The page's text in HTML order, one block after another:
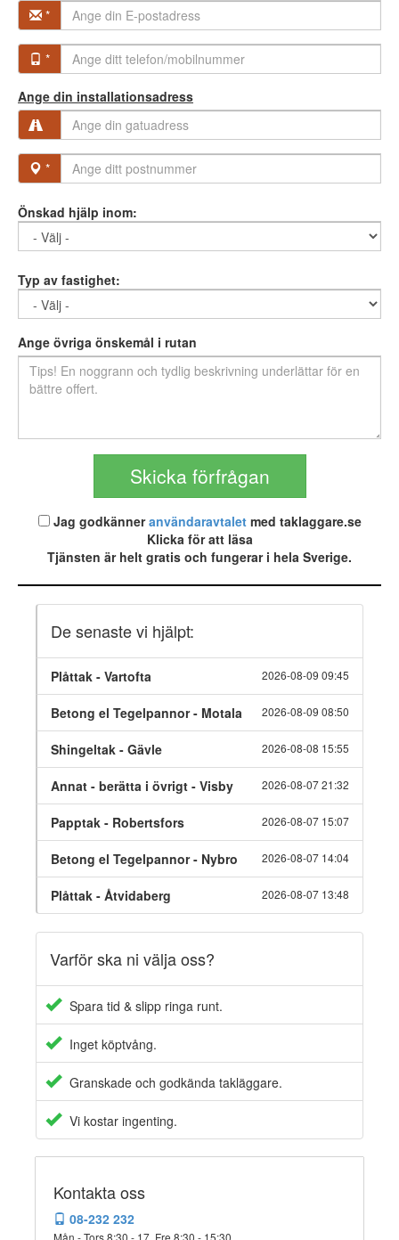
*
*
Ange din installationsadress
*
Önskad hjälp inom:
Typ av fastighet:
Ange övriga önskemål i rutan
Jag godkänneranvändaravtaletmed taklaggare.se
Klicka för att läsa
Tjänsten är helt gratis och fungerar i hela Sverige.
De senaste vi hjälpt:
2026-08-09 09:45
Plåttak - Vartofta
2026-08-09 08:50
Betong el Tegelpannor - Motala
2026-08-08 15:55
Shingeltak - Gävle
2026-08-07 21:32
Annat - berätta i övrigt - Visby
2026-08-07 15:07
Papptak - Robertsfors
2026-08-07 14:04
Betong el Tegelpannor - Nybro
2026-08-07 13:48
Plåttak - Åtvidaberg
Varför ska ni välja oss?
Spara tid & slipp ringa runt.
Inget köptvång.
Granskade och godkända takläggare.
Vi kostar ingenting.
Kontakta oss
08-232 232
Mån - Tors 8:30 - 17, Fre 8:30 - 15:30